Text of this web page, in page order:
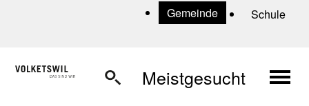
Navigieren in Volketswil
Schnellnavigation Gemeinde Schule
Meistgesucht